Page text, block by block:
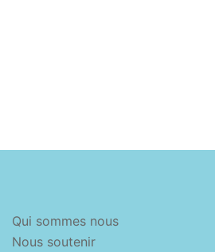
Qui sommes nous
Nous soutenir